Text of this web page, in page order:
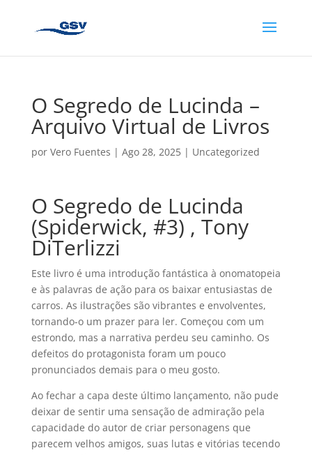
O Segredo de Lucinda –
Arquivo Virtual de Livros
por Vero Fuentes | Ago 28, 2025| Uncategorized
O Segredo de Lucinda
(Spiderwick, #3) , Tony
DiTerlizzi
Este livro é uma introdução fantástica à onomatopeia
e às palavras de ação para os baixar entusiastas de
carros. As ilustrações são vibrantes e envolventes,
tornando-o um prazer para ler. Começou com um
estrondo, mas a narrativa perdeu seu caminho. Os
defeitos do protagonista foram um pouco
pronunciados demais para o meu gosto.
Ao fechar a capa deste último lançamento, não pude
deixar de sentir uma sensação de admiração pela
capacidade do autor de criar personagens que
parecem velhos amigos, suas lutas e vitórias tecendo